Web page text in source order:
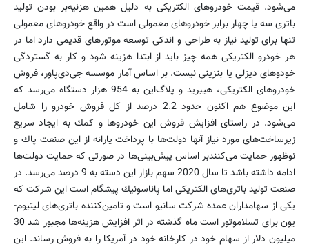
می‌شود. قیمت خودروهای الكتریكی به دلیل همین هزنیه‌بر بودن تولید
باتری سه یا چهار برابر خودروهای معمولی است در واقع خودروهای معمولی
تنها برای تولید نیاز به طراحی و اندكی توسعه موتورهای قدیمی دارد اما در
هر خودرو الكتریكی همه چیز باید از ابتدا هزینه شود و كار به گستردگی
خودوهای دیزلی یا بنزینی نیست. بر اساس آمار موسسه جی‌دی‌پاور، فروش
خودروهای الكتریكی، هیبرید و پلاگ‌این به 954 هزار دستگاه می‌رسد كه
این موضوع هم اكنون حدود 2.2 درصد از كل فروش خودرو را شامل
می‌شود. در راستای افزایش فروش این خودروها و كمك به ایجاد سریع
زیرساخت‌های مورد نیاز آنها دولت‌ها با پرداخت یارانه از این صنعت پاك و
نوظهور حمایت می‌كنندبر اساس پیش‌بینی‌ها در صورتی كه حمایت دولت‌ها
ادامه داشته باشد تا سال 2020 سهم بازار این دسته به 9 درصد می‌رسد. در
صنعت تولید باتری‌های الكتریكی اما پاناسونیك پیشگام است این شركت كه
یكی از سهامداران عمده شركت سانیو است و تامین‌كننده باتری‌های لیتیوم-
یون برای تسلاموتور است ماه گذشته در اثر افزایش هزینه‌ها مجبور شد 30
میلیون دلار از سهام خود در كارخانه خود در آمریكا را به فروش رساند. این